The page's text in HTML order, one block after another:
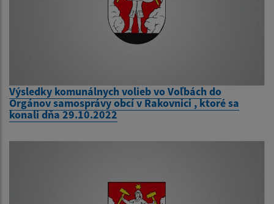
Výsledky komunálnych volieb vo Voľbách do
Orgánov samosprávy obcí v Rakovnici , ktoré sa
konali dňa 29.10.2022